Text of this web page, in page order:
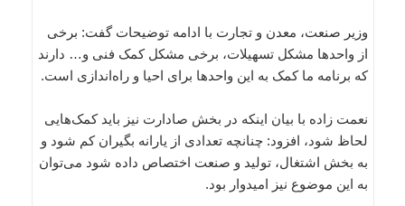
وزیر صنعت، معدن و تجارت با ادامه توضیحات گفت: برخی
از واحدها مشکل تسهیلات، برخی مشکل کمک فنی و… دارند
که برنامه ما کمک به این واحدها برای احیا و راه‌اندازی است.
نعمت زاده با بیان اینکه در بخش صادارت نیز باید کمک‌هایی
لحاظ شود، افزود: چنانچه تعدادی از یارانه بگیران کم شود و
به بخش اشتغال، تولید و صنعت اختصاص داده شود می‌توان
به این موضوع نیز امیدوار بود.